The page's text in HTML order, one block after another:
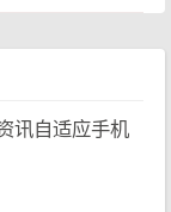
讯自适应手机